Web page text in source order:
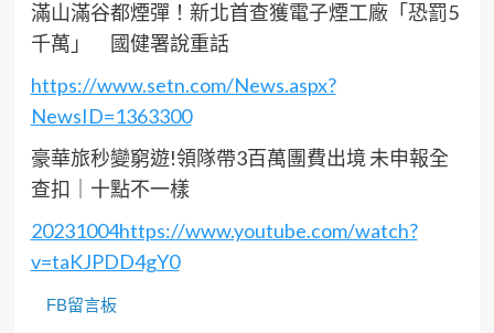
滿山滿谷都煙彈！新北首查獲電子煙工廠「恐罰5
千萬」 國健署說重話
https://www.setn.com/News.aspx?
NewsID=1363300
豪華旅秒變窮遊!領隊帶3百萬團費出境 未申報全
查扣｜十點不一樣
20231004https://www.youtube.com/watch?
v=taKJPDD4gY0
FB留言板